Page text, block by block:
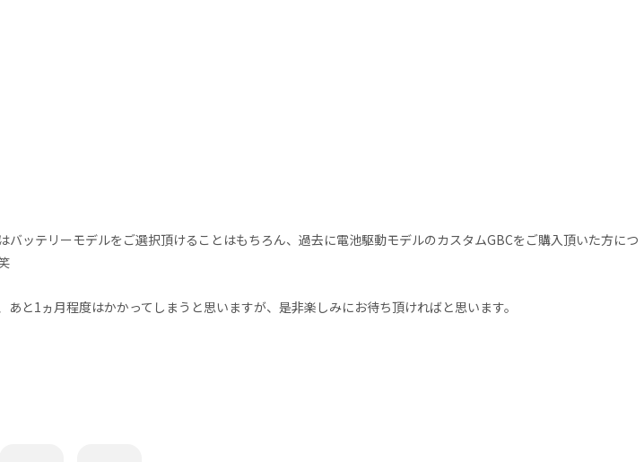
ッテリーモデルをご選択頂けることはもちろん、過去に電池駆動モデルのカスタムGBCをご購入頂いた方につ
と1ヵ月程度はかかってしまうと思いますが、是非楽しみにお待ち頂ければと思います。